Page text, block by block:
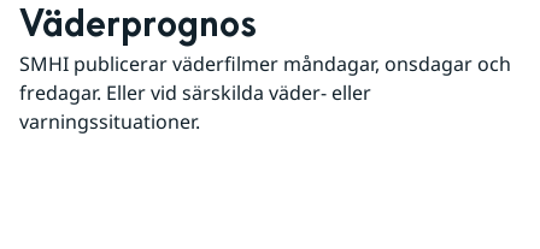
Väderprognos
SMHI publicerar väderfilmer måndagar, onsdagar och
fredagar. Eller vid särskilda väder- eller
varningssituationer.